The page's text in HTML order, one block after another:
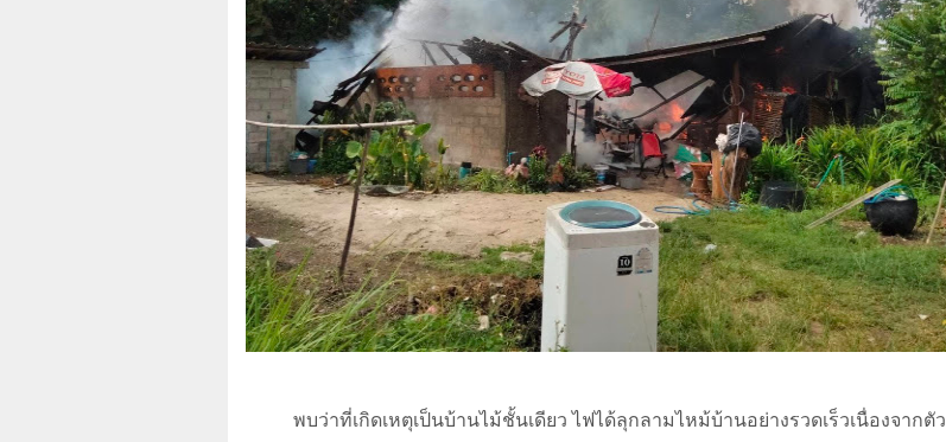
พบว่าที่เกิดเหตุเป็นบ้านไม้ชั้นเดียว ไฟได้ลุกลามไหม้บ้านอย่างรวดเร็วเนื่องจากตัว